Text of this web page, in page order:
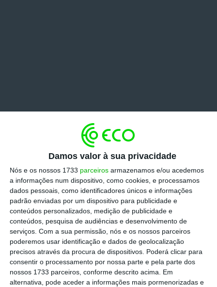
Damos valor à sua privacidade
Nós e os nossos 1733 parceiros armazenamos e/ou acedemos
a informações num dispositivo, como cookies, e processamos
dados pessoais, como identificadores únicos e informações
padrão enviadas por um dispositivo para publicidade e
conteúdos personalizados, medição de publicidade e
conteúdos, pesquisa de audiências e desenvolvimento de
serviços. Com a sua permissão, nós e os nossos parceiros
poderemos usar identificação e dados de geolocalização
precisos através da procura de dispositivos. Poderá clicar para
consentir o processamento por nossa parte e pela parte dos
nossos 1733 parceiros, conforme descrito acima. Em
alternativa, pode aceder a informações mais pormenorizadas e